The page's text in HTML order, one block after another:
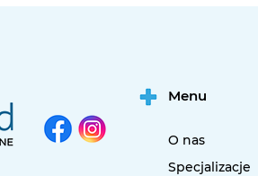
Menu
O nas
Specjalizacje